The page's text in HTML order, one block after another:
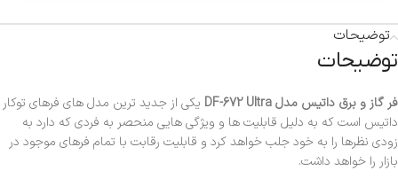
توضیحات
توضیحات
فر گاز و برق داتیس مدل DF-672 Ultra
یکی از جدید ترین مدل های فرهای توکار
داتیس است که به دلیل قابلیت ها و ویژگی هایی منحصر به فردی که دارد به
زودی نظرها را به خود جلب خواهد کرد و قابلیت رقابت با تمام فرهای موجود در
بازار را خواهد داشت.